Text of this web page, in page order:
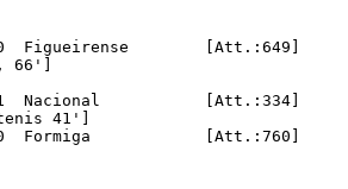
66']
41']